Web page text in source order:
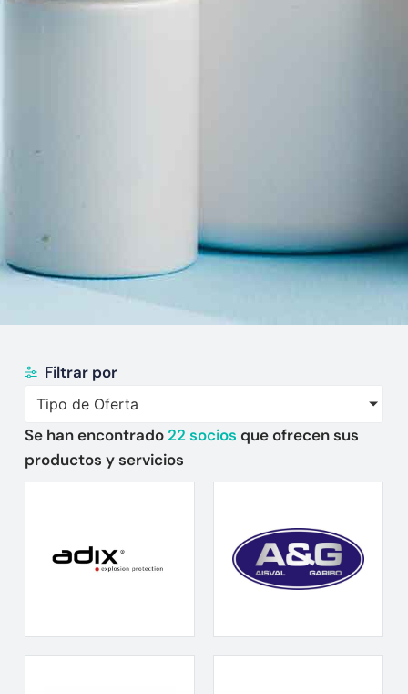
Filtrar por
Tipo de Oferta
Se han encontrado 22socios que ofrecen sus
productos y servicios